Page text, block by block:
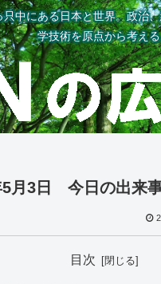
只中にある日本と世界。政治
学技術を原点から考え
5月3日 今日の出来
目次